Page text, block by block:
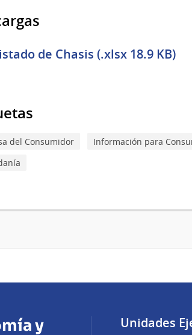
de Chasis (.xlsx 18.9 KB)
del Consumidor Información para
y
Unidades